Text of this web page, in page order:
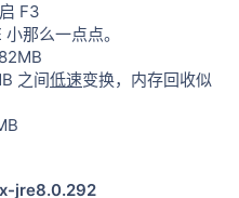
F3
那么一点点。
之间低速变换，内存回收似
jre8.0.292